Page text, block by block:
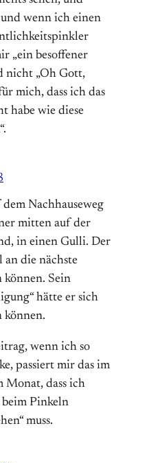
wenn ich einen
„ein besoffener
nicht „Oh Gott,
mich, dass ich das
habe wie diese
Nachhauseweg
mitten auf der
in einen Gulli. Der
an die nächste
können. Sein
hätte er sich
können.
wenn ich so
passiert mir das im
Monat, dass ich
Pinkeln
muss.